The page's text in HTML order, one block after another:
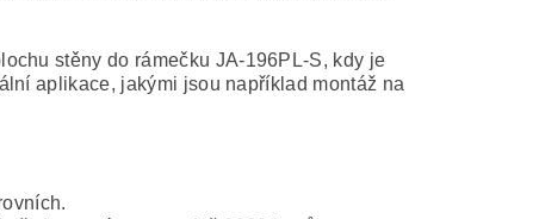
stěny do rámečku JA-196PL-S, kdy je
aplikace, jakými jsou například montáž na